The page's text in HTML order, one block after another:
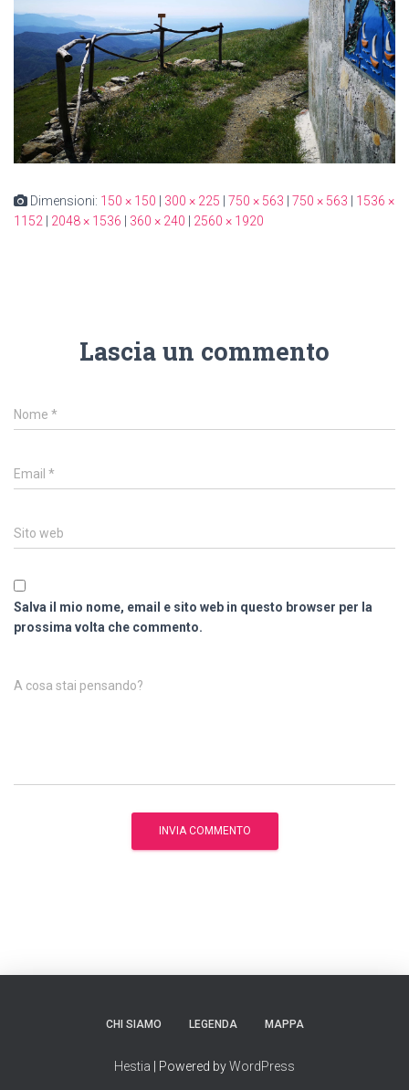
Dimensioni: 150 × 150 | 300 × 225 | 750 × 563 | 750 × 563 | 1536 ×
1152 | 2048 × 1536 | 360 × 240 | 2560 × 1920
Lascia un commento
Nome *
Email *
Sito web
Salva il mio nome, email e sito web in questo browser per la
prossima volta che commento.
A cosa stai pensando?
CHI SIAMO LEGENDA MAPPA
Hestia | Powered byWordPress